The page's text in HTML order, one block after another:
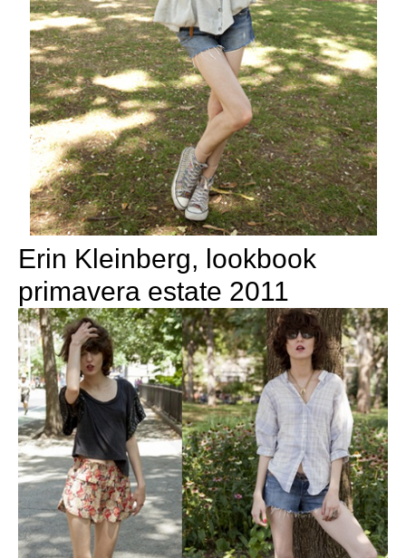
Erin Kleinberg, lookbook
primavera estate 2011